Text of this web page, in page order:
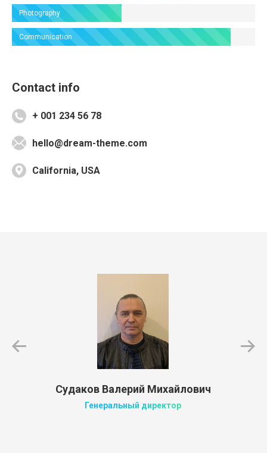
Photography
Communication
Contact info
+ 001 234 56 78
hello@dream-theme.com
California, USA
Судаков Валерий Михайлович
Генеральный директор